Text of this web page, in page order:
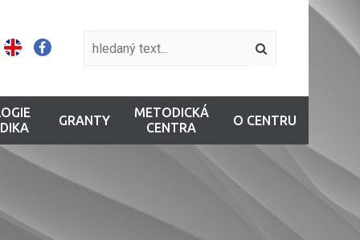
GRANTY
METODICKÁ
CENTRA
O CENTRU